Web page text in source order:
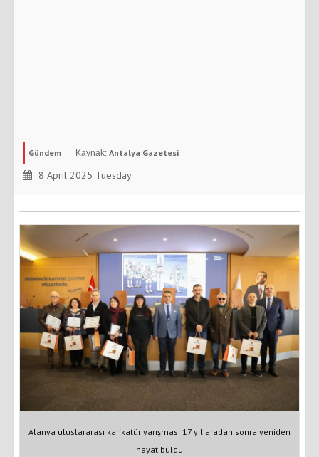
Gündem Antalya Gazetesi
8 April 2025 Tuesday
Alanya uluslararası karikatür yarışması 17 yıl aradan sonra yeniden
hayat buldu